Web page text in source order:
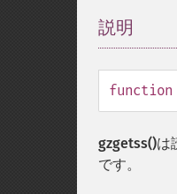
説明
function
gzgetss()は
です。